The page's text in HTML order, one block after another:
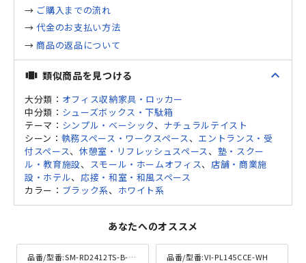
→ ご購入までの流れ
→代金のお支払い方法
→ 商品の返品について
view_carousel 類似商品を見つける expand_less
大分類： オフィス収納家具・ロッカー
中分類： シューズボックス・下駄箱
テーマ： シンプル・ベーシック、 ナチュラルテイスト
シーン： 執務スペース・ワークスペース 、 エントランス・受
付スペース、 休憩室・リフレッシュスペース 、 塾・スクー
ル・教育施設、 スモール・ホームオフィス、 店舗・商業施
設・ホテル、 応接・和室・和風スペース
カラー： ブラック系、 ホワイト系
あなたへのオススメ
品番/型番:SM-RD2412TS-B-OK 品番/型番:VI-PL145CCE-WH